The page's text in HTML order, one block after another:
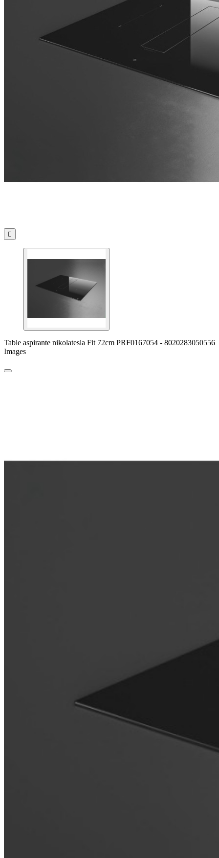

Table aspirante nikolatesla Fit 72cm PRF0167054 - 8020283050556
Images